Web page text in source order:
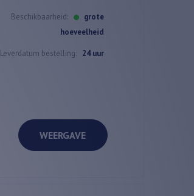
Beschikbaarheid:
grote
hoeveelheid
Leverdatum bestelling: 24 uur
WEERGAVE